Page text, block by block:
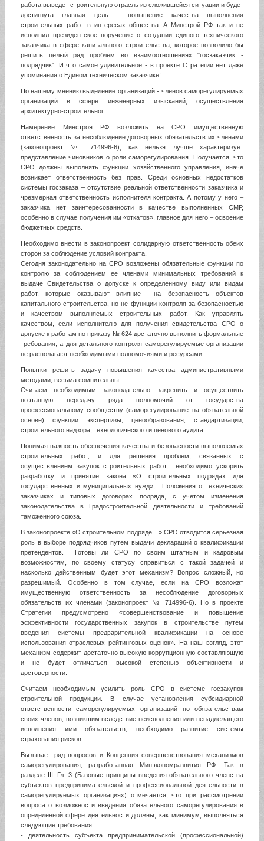
работа выведет строительную отрасль из сложившейся ситуации и будет
достигнута главная цель - повышение качества выполнения
строительных работ в интересах общества. А Минстрой РФ так и не
исполнил президентское поручение о создании единого технического
заказчика в сфере капитального строительства, которое позволило бы
решить целый ряд проблем во взаимоотношениях "госзаказчик -
подрядчик". И что самое удивительное - в проекте Стратегии нет даже
упоминания о Едином техническом заказчике!
По нашему мнению выделение организаций - членов саморегулируемых
организаций в сфере инженерных изысканий, осуществления
архитектурно-строительног
Намерение Минстроя РФ возложить на СРО имущественную
ответственность за несоблюдение договорных обязательств их членами
(законопроект № 714996-6), как нельзя лучше характеризует
представление чиновников о роли саморегулирования. Получается, что
СРО должны выполнять функции хозяйственного управления, иначе
возникает ответственность без прав. Среди основных недостатков
системы госзаказа – отсутствие реальной ответственности заказчика и
чрезмерная ответственность исполнителя контракта. А потому у него –
заказчика нет заинтересованности в качестве выполненных СМР,
особенно в случае получения им «откатов», главное для него – освоение
бюджетных средств.
Необходимо внести в законопроект солидарную ответственность обеих
сторон за соблюдение условий контракта.
Сегодня законодательно на СРО возложены обязательные функции по
контролю за соблюдением ее членами минимальных требований к
выдаче Свидетельства о допуске к определенному виду или видам
работ, которые оказывают влияние на безопасность объектов
капитального строительства, но не функции контроля за безопасностью
и качеством выполняемых строительных работ. Как управлять
качеством, если исполнителю для получения свидетельства СРО о
допуске к работам по приказу № 624 достаточно выполнить формальные
требования, а для детального контроля саморегулируемые организации
не располагают необходимыми полномочиями и ресурсами.
Попытки решить задачу повышения качества административными
методами, весьма сомнительны.
Считаем необходимым законодательно закрепить и осуществить
поэтапную передачу ряда полномочий от государства
профессиональному сообществу (саморегулирование на обязательной
основе) функции экспертизы, ценообразования, стандартизации,
строительного надзора, технологического и ценового аудита.
Понимая важность обеспечения качества и безопасности выполняемых
строительных работ, и для решения проблем, связанных с
осуществлением закупок строительных работ, необходимо ускорить
разработку и принятие закона «О строительных подрядах для
государственных и муниципальных нужд», Положения о технических
заказчиках и типовых договорах подряда, с учетом изменения
законодательства в Градостроительной деятельности и требований
таможенного союза.
В законопроекте «О строительном подряде…» СРО отводится серьёзная
роль в выборе подрядчиков путём выдачи деклараций о квалификации
претендентов. Готовы ли СРО по своим штатным и кадровым
возможностям, по своему статусу справиться с такой задачей и
насколько действенным будет этот механизм? Вопрос сложный, но
разрешимый. Особенно в том случае, если на СРО возложат
имущественную ответственность за несоблюдение договорных
обязательств их членами (законопроект № 714996-6). Но в проекте
Стратегии предусмотрено «совершенствование и повышение
эффективности государственных закупок в строительстве путем
введения системы предварительной квалификации на основе
использования отраслевых рейтинговых оценок». На наш взгляд, этот
механизм содержит достаточно высокую коррупционную составляющую
и не будет отличаться высокой степенью объективности и
достоверности.
Считаем необходимым усилить роль СРО в системе госзакупок
строительной продукции. В случае установления субсидиарной
ответственности саморегулируемых организаций по обязательствам
своих членов, возникшим вследствие неисполнения или ненадлежащего
исполнения ими обязательств, необходимо развитие системы
страхования рисков.
Вызывает ряд вопросов и Концепция совершенствования механизмов
саморегулирования, разработанная Минэкономразвития РФ. Так в
разделе III. Гл. 3 (Базовые принципы введения обязательного членства
субъектов предпринимательской и профессиональной деятельности в
саморегулируемых организациях) отмечается, что при рассмотрении
вопроса о возможности введения обязательного саморегулирования в
определенной сфере деятельности должны, как минимум, выполняться
следующие требования:
- деятельность субъекта предпринимательской (профессиональной)